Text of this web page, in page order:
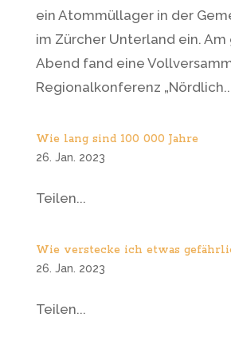
ein Atommüllager in der
im Zürcher Unterland ein.
Abend fand eine
Regionalkonferenz
Wie lang sind 100 000 Jahre
26. Jan. 2023
Teilen...
Wie verstecke ich etwas
26. Jan. 2023
Teilen...